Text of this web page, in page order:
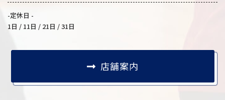
-定休日 -
1日 / 11日 / 21日 / 31日
店舗案内